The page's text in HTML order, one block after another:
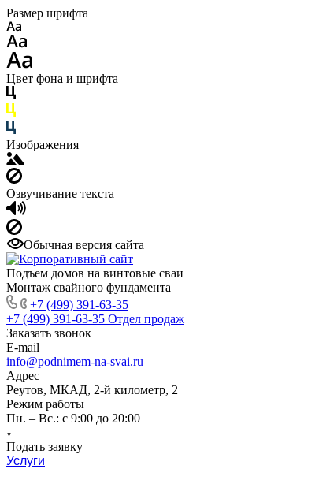
Размер шрифта
Цвет фона и шрифта
Изображения
Озвучивание текста
Обычная версия сайта
Подъем домов на винтовые сваи
Монтаж свайного фундамента
+7 (499) 391-63-35
+7 (499) 391-63-35 Отдел продаж
Заказать звонок
E-mail
info@podnimem-na-svai.ru
Адрес
Реутов, МКАД, 2-й километр, 2
Режим работы
Пн. – Вс.: с 9:00 до 20:00
Подать заявку
Услуги